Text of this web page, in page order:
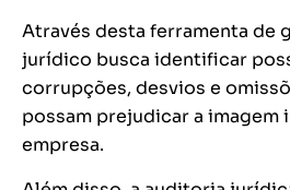
Através desta ferramenta de
jurídico busca identificar
corrupções, desvios e
possam prejudicar a imagem
empresa.